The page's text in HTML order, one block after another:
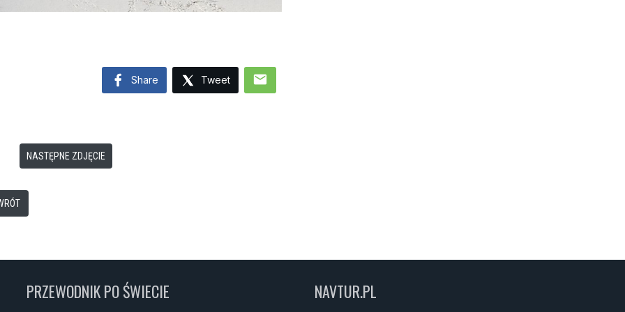
Share Tweet mail
NASTĘPNE ZDJĘCIE
PRZEWODNIK PO ŚWIECIE NAVTUR.PL